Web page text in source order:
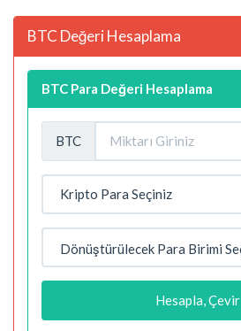
BTC Değeri Hesaplama
BTC Para Değeri Hesaplama
BTC
Hesapla, Çevir